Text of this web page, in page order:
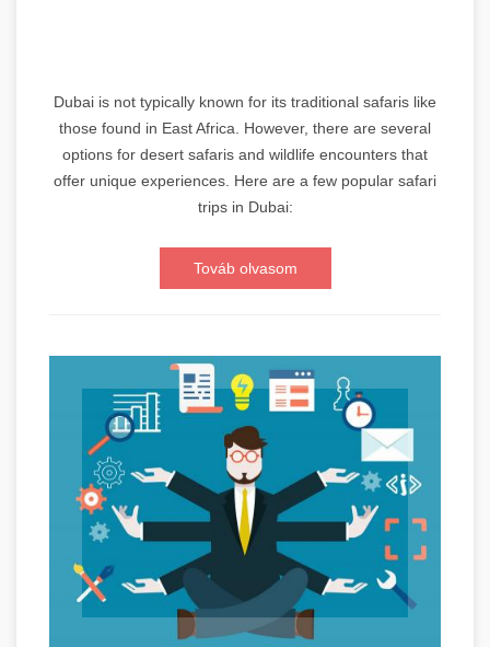
Dubai is not typically known for its traditional safaris like
those found in East Africa. However, there are several
options for desert safaris and wildlife encounters that
offer unique experiences. Here are a few popular safari
trips in Dubai:
Továb olvasom